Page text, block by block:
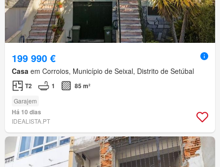
199 990 €
Casa em Corroios, Município de Seixal, Distrito de Setúbal
T2 1 85 m²
Garajem
Há 10 dias
IDEALISTA.PT